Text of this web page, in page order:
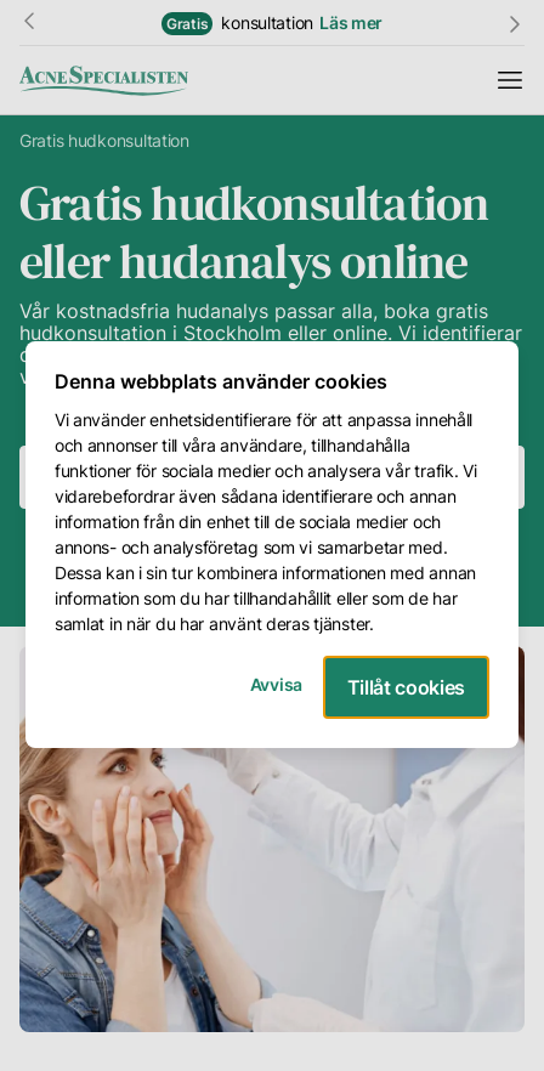
Information
Resultat
Hudguide
Ordlista
Priser
Kundtjänst
Kontakt
Frågor
Svar
Avbokning
Företag
Om
oss
Vår
metod
Våra
Gratis konsultation Läs mer
Denna webbplats använder cookies
Vi använder enhetsidentifierare för att anpassa innehåll
och annonser till våra användare, tillhandahålla
funktioner för sociala medier och analysera vår trafik. Vi
vidarebefordrar även sådana identifierare och annan
information från din enhet till de sociala medier och
annons- och analysföretag som vi samarbetar med.
Dessa kan i sin tur kombinera informationen med annan
information som du har tillhandahållit eller som de har
samlat in när du har använt deras tjänster.
Avvisa Tillåt cookies
Gratis hudkonsultation
Gratis hudkonsultation
eller hudanalys online
Vår kostnadsfria hudanalys passar alla, boka gratis
hudkonsultation i Stockholm eller online. Vi identifierar
din hudtyp och vilket hudproblem du har med hjälp av
vår hudanalys.
Boka klinikbesök Boka onlinebesök
4.8
Trustpilot
30+ års
erfarenhet
200 000+
problemfria